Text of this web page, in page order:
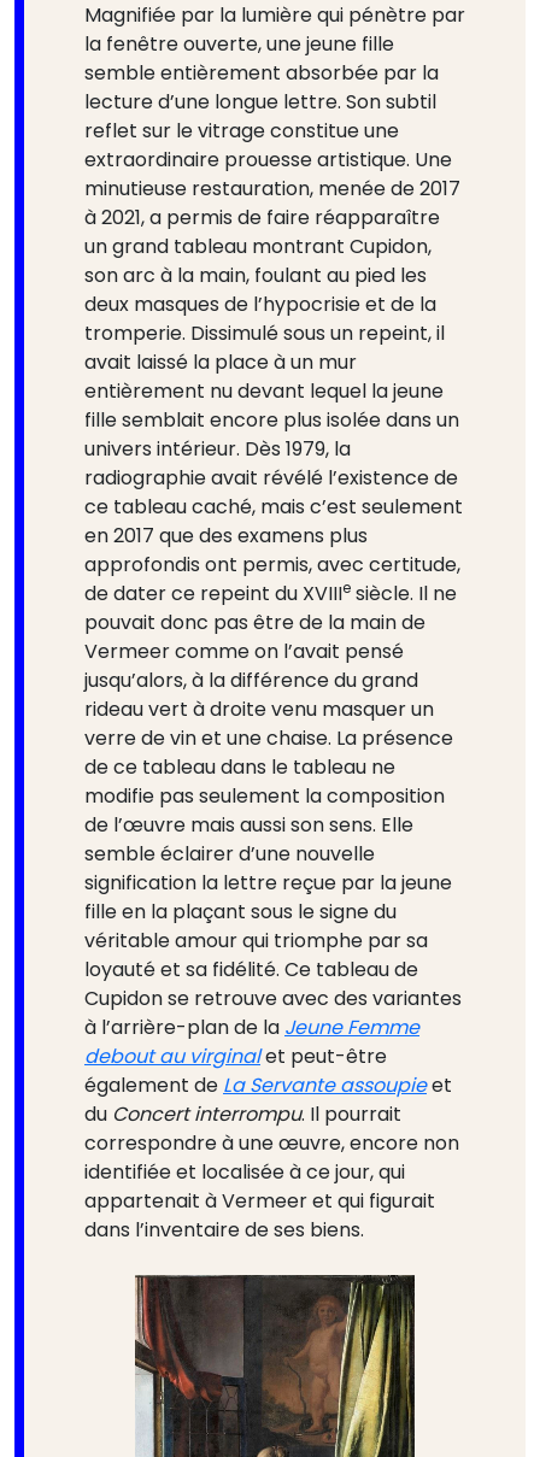
Magnifiée par la lumière qui pénètre par
la fenêtre ouverte, une jeune fille
semble entièrement absorbée par la
lecture d’une longue lettre. Son subtil
reflet sur le vitrage constitue une
extraordinaire prouesse artistique. Une
minutieuse restauration, menée de 2017
à 2021, a permis de faire réapparaître
un grand tableau montrant Cupidon,
son arc à la main, foulant au pied les
deux masques de l’hypocrisie et de la
tromperie. Dissimulé sous un repeint, il
avait laissé la place à un mur
entièrement nu devant lequel la jeune
fille semblait encore plus isolée dans un
univers intérieur. Dès 1979, la
radiographie avait révélé l’existence de
ce tableau caché, mais c’est seulement
en 2017 que des examens plus
approfondis ont permis, avec certitude,
de dater ce repeint du XVIIIe siècle. Il ne
pouvait donc pas être de la main de
Vermeer comme on l’avait pensé
jusqu’alors, à la différence du grand
rideau vert à droite venu masquer un
verre de vin et une chaise. La présence
de ce tableau dans le tableau ne
modifie pas seulement la composition
de l’œuvre mais aussi son sens. Elle
semble éclairer d’une nouvelle
signification la lettre reçue par la jeune
fille en la plaçant sous le signe du
véritable amour qui triomphe par sa
loyauté et sa fidélité. Ce tableau de
Cupidon se retrouve avec des variantes
à l’arrière-plan de la Jeune Femme
debout au virginalet peut-être
également de La Servante assoupieet
du Concert interrompu. Il pourrait
correspondre à une œuvre, encore non
identifiée et localisée à ce jour, qui
appartenait à Vermeer et qui figurait
dans l’inventaire de ses biens.